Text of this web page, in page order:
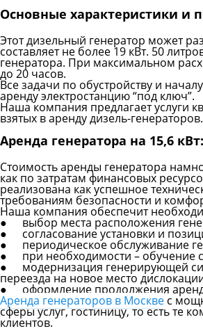
Основные характеристики и
Этот дизельный генератор может
составляет не более 19 кВт. 50
генератора. При максимальном
до 20 часов.
Все задачи по обустройству и
аренду электростанцию “под ключ”.
Наша компания предлагает услуги
взятых в аренду дизель-генераторов.
Аренда генератора на 15,6
Стоимость аренды генератора
как по затратам финансовых
реализована как успешное
требованиям безопасности и
Наша компания обеспечит
● выбор места расположения
● согласование установки и
● периодическое обслуживание
● при необходимости – обучение
● модернизация генерирующей
переезда на новое место
● оформление продолжения
Аренда генераторов в Москве с
сферы услуг, гостиницу, то есть те
клиентов.